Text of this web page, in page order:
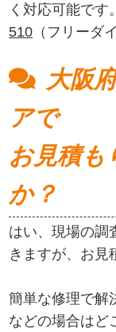
く対応可能です
510 （フリーダ
大阪
アで
お見積も
か？
はい、現場の調
きますが、お見
簡単な修理で解
などの場合はど